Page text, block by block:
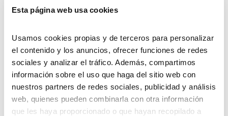
Esta página web usa cookies
Usamos cookies propias y de terceros para personalizar
el contenido y los anuncios, ofrecer funciones de redes
sociales y analizar el tráfico. Además, compartimos
información sobre el uso que haga del sitio web con
nuestros partners de redes sociales, publicidad y análisis
web, quienes pueden combinarla con otra información
que les haya proporcionado o que hayan recopilado a
equipos
, proyectos y hasta nuestra forma de liderar
escuchar perspectivas y reconocer la incertidumbre. Y lo
cierto es quela calidad de nuestras decisiones define la
calidad de nuestro liderazgo
Este webinar es una invitación atomar conciencia de cómo
decidesy a descubrir herramientas que te ayuden a hacerlo
de forma más efectiva y estratégica, reconociendo el poder
de las decisiones que tomamos.